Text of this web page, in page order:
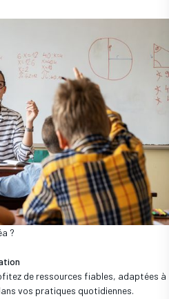
?
de ressources fiables, adaptées à
vos pratiques quotidiennes.